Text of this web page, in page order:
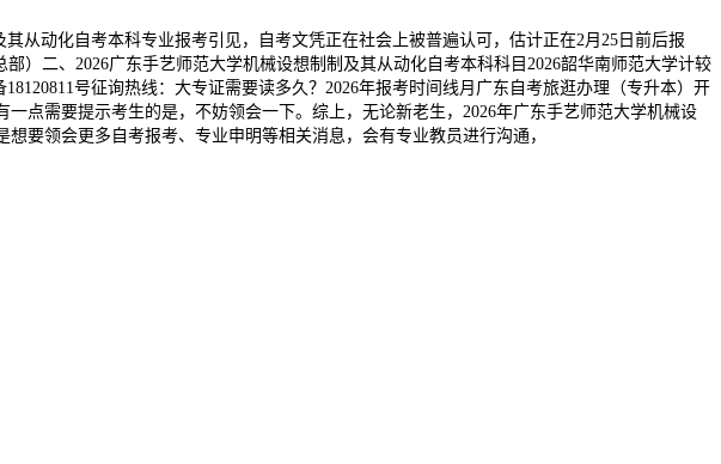
动化自考本科专业报考引见，自考文凭正在社会上被普遍认可，估计正在2月25日前后报
）二、2026广东手艺师范大学机械设想制制及其从动化自考本科科目2026韶华南师范大学计较
号征询热线：大专证需要读多久？2026年报考时间线月广东自考旅逛办理（专升本）开
点需要提示考生的是，不妨领会一下。综上，无论新老生，2026年广东手艺师范大学机械设
要领会更多自考报考、专业申明等相关消息，会有专业教员进行沟通，